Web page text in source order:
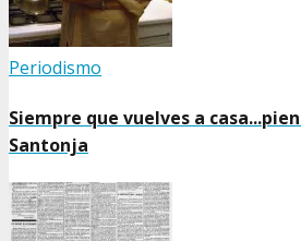
Periodismo
Siempre que vuelves a
Santonja